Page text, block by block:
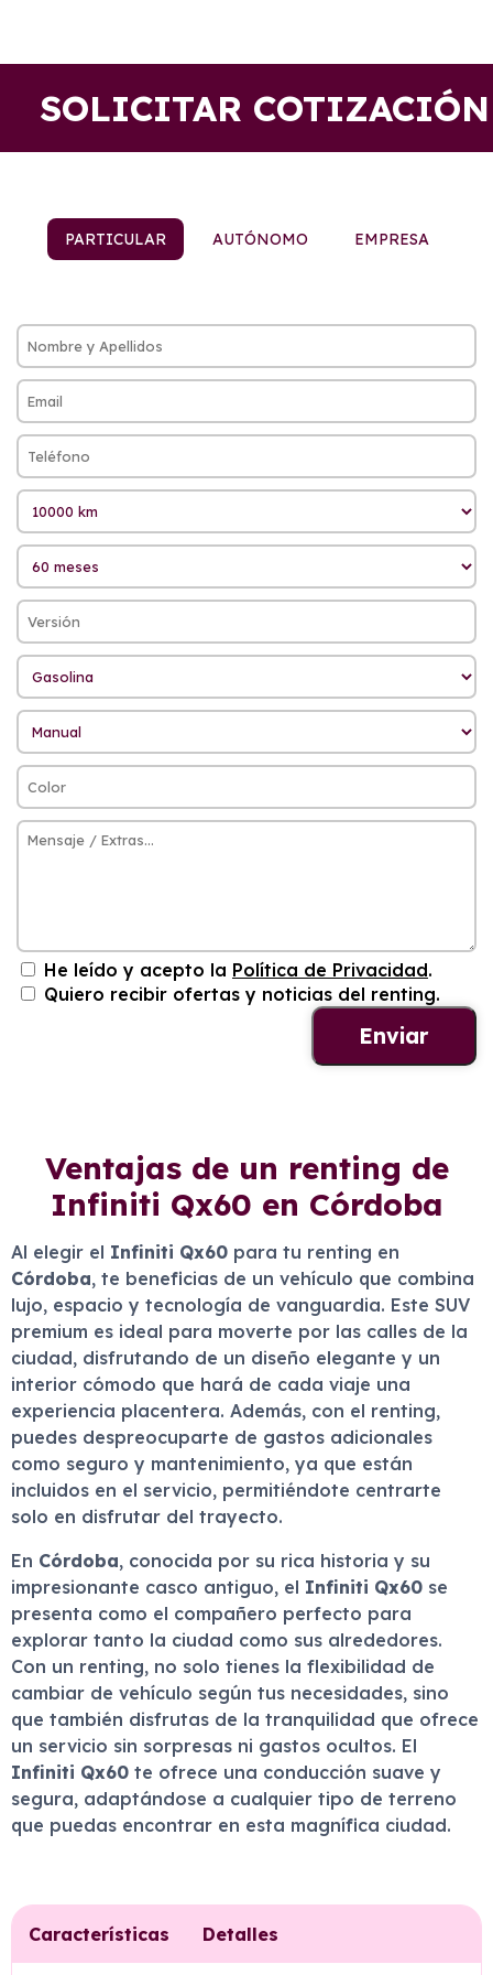
SOLICITAR COTIZACIÓN
PARTICULAR AUTÓNOMO EMPRESA
He leído y acepto la Política de Privacidad.
Quiero recibir ofertas y noticias del renting.
Ventajas de un renting de
Infiniti Qx60 en Córdoba
Al elegir el Infiniti Qx60 para tu renting en
Córdoba, te beneficias de un vehículo que combina
lujo, espacio y tecnología de vanguardia. Este SUV
premium es ideal para moverte por las calles de la
ciudad, disfrutando de un diseño elegante y un
interior cómodo que hará de cada viaje una
experiencia placentera. Además, con el renting,
puedes despreocuparte de gastos adicionales
como seguro y mantenimiento, ya que están
incluidos en el servicio, permitiéndote centrarte
solo en disfrutar del trayecto.
En Córdoba, conocida por su rica historia y su
impresionante casco antiguo, el Infiniti Qx60 se
presenta como el compañero perfecto para
explorar tanto la ciudad como sus alrededores.
Con un renting, no solo tienes la flexibilidad de
cambiar de vehículo según tus necesidades, sino
que también disfrutas de la tranquilidad que ofrece
un servicio sin sorpresas ni gastos ocultos. El
Infiniti Qx60 te ofrece una conducción suave y
segura, adaptándose a cualquier tipo de terreno
que puedas encontrar en esta magnífica ciudad.
Características Detalles